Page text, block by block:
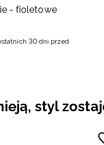
- fioletowe
30 dni przed
styl